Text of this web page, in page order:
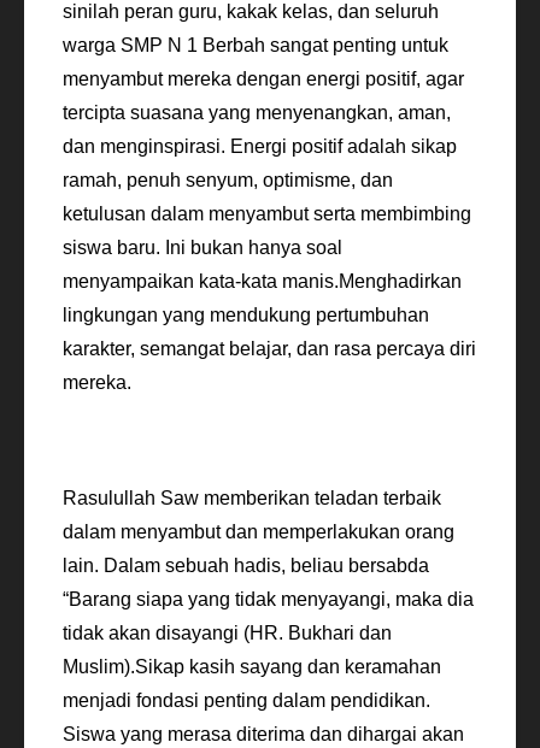
sinilah peran guru, kakak kelas, dan seluruh
warga SMP N 1 Berbah sangat penting untuk
menyambut mereka dengan energi positif, agar
tercipta suasana yang menyenangkan, aman,
dan menginspirasi. Energi positif adalah sikap
ramah, penuh senyum, optimisme, dan
ketulusan dalam menyambut serta membimbing
siswa baru. Ini bukan hanya soal
menyampaikan kata-kata manis.Menghadirkan
lingkungan yang mendukung pertumbuhan
karakter, semangat belajar, dan rasa percaya diri
mereka.
Rasulullah Saw memberikan teladan terbaik
dalam menyambut dan memperlakukan orang
lain. Dalam sebuah hadis, beliau bersabda
“Barang siapa yang tidak menyayangi, maka dia
tidak akan disayangi (HR. Bukhari dan
Muslim).Sikap kasih sayang dan keramahan
menjadi fondasi penting dalam pendidikan.
Siswa yang merasa diterima dan dihargai akan